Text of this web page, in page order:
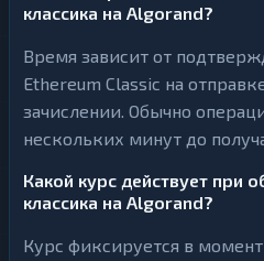
классика на Algorand?
Время зависит от
Ethereum Classic на
зачислении. Обычно
нескольких минут до
Какой курс действует при
классика на Algorand?
Курс фиксируется в момент